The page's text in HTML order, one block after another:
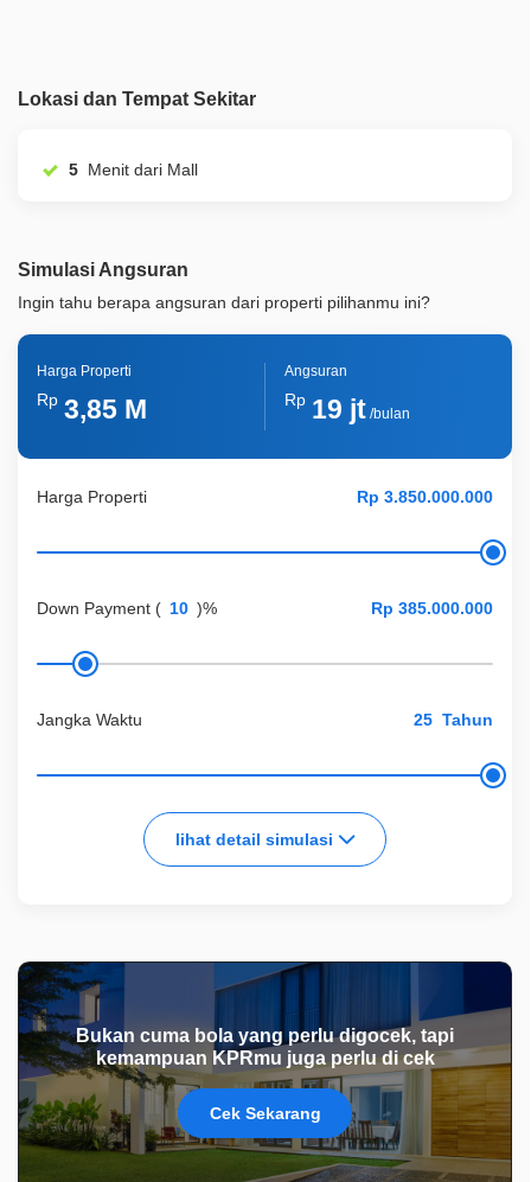
Lainnya
Lokasi dan Tempat Sekitar
5 Menit dari Mall
Simulasi Angsuran
Ingin tahu berapa angsuran dari properti pilihanmu ini?
Harga Properti
Down Payment ( )%
Jangka Waktu Tahun
lihat detail simulasi
Harga Properti
Rp 3,85 M
Angsuran
Rp 19 jt/bulan
Bukan cuma bola yang perlu digocek, tapi
kemampuan KPRmu juga perlu di cek
Cek Sekarang